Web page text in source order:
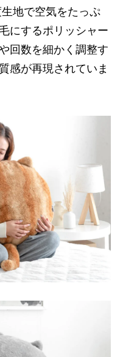
地で空気をたっぷ
にするポリッシャー
回数を細かく調整す
感が再現されていま